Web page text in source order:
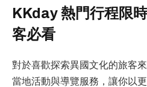
KKday 熱門行程限
客必看
對於喜歡探索異國文化的旅客
當地活動與導覽服務，讓你以